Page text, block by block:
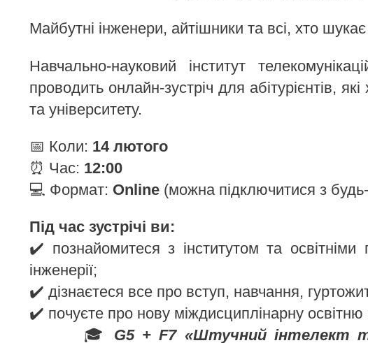
Майбутні інженери, айтішники та всі, хто
Навчально-науковий інститут
проводить онлайн-зустріч для абітурієнтів,
та університету.
📅 Коли: 14 лютого
⏰ Час: 12:00
💻 Формат: Online (можна підключитися з
Під час зустрічі ви:
✔️ познайомитеся з інститутом та
інженерії;
✔️ дізнаєтеся все про вступ, навчання,
✔️ почуєте про нову міждисциплінарну освітню
🎓 G5 + F7 «Штучний інтелект